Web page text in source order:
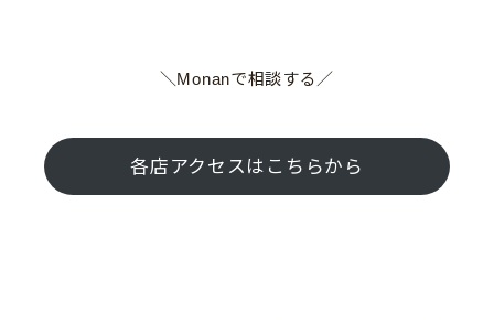
＼Monanで相談する／
各店アクセスはこちらから